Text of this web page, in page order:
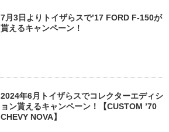
7月3日よりトイザらスで’17 FORD F-150が
貰えるキャンペーン！
2024年6月トイザらスでコレクターエディシ
ョン貰えるキャンペーン！【CUSTOM ’70
CHEVY NOVA】